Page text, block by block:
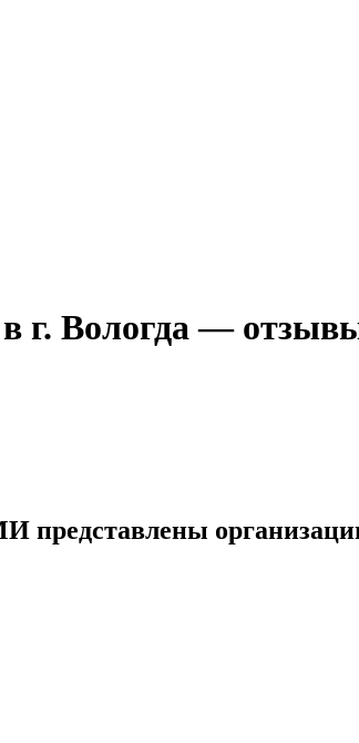
Вологда —